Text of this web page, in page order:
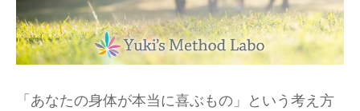
「あなたの身体が本当に喜ぶもの」という考え方